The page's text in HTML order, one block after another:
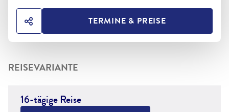
HOTEL TEILENTERMINE & PREISE
REISEVARIANTE
16-tägige Reise